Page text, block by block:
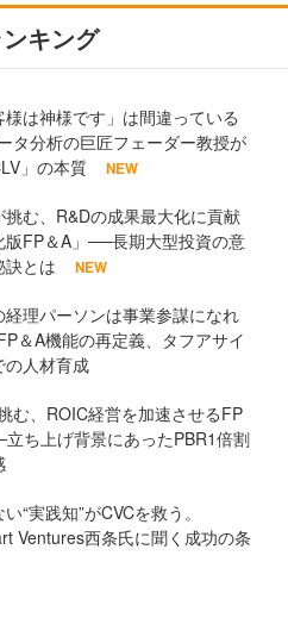
キング
様は神様です」は間違っている
タ分析の巨匠フェーダー教授が
」の本質
NEW
挑む、R&Dの成果最大化に貢献
版FP＆A」──長期大型投資の意
訣とは
NEW
経理パーソンは事業参謀になれ
＆A機能の再定義、タフアサイ
の人材育成
む、ROIC経営を加速させるFP
立ち上げ背景にあったPBR1倍割
“実践知”がCVCを救う。
Ventures西条氏に聞く成功の条